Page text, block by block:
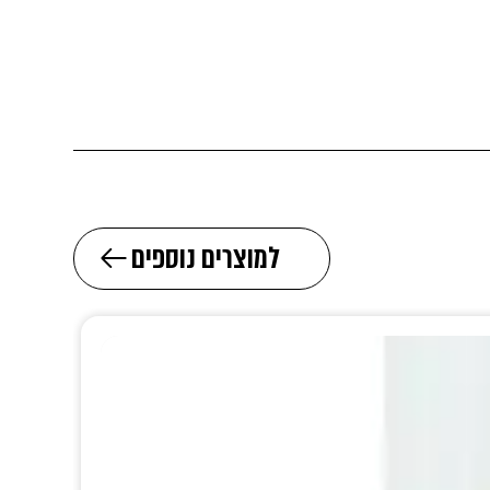
למוצרים נוספים